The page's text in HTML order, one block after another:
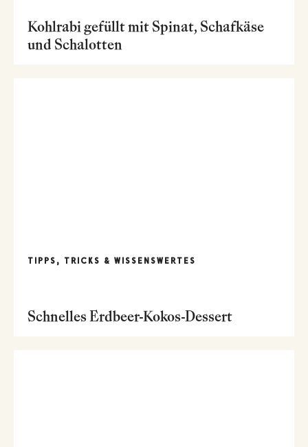
Kohlrabi gefüllt mit Spinat, Schafkäse
und Schalotten
TIPPS, TRICKS & WISSENSWERTES
Schnelles Erdbeer-Kokos-Dessert